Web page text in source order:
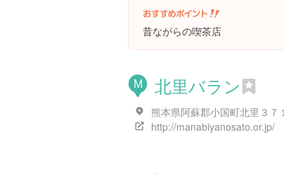
昔ながらの喫茶店
M 北里バラン
http://manabiyanosato.or.jp/